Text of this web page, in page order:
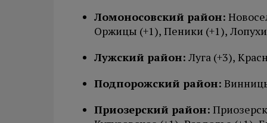
Ломоносовский район:
Оржицы (+1), Пеники (+1),
Лужский район: Луга (+3),
Подпорожский район:
Приозерский район: